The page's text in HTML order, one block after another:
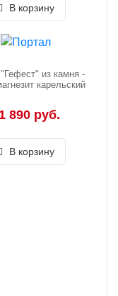
В корзину
из камня -
карельский
890 руб.
В корзину